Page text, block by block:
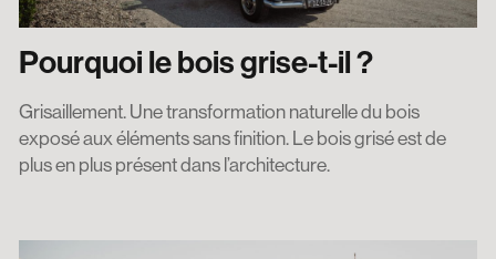
Pourquoi le bois grise-t-il ?
Grisaillement. Une transformation naturelle du bois
exposé aux éléments sans finition. Le bois grisé est de
plus en plus présent dans l’architecture.